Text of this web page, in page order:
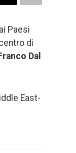
Paesi
di
Dal
East-